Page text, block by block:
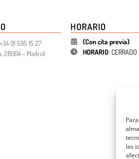
las
+34 91 595 15 27
28004 - Madrid
HORARIO
(Con cita previa)
HORARIO: CERRADO